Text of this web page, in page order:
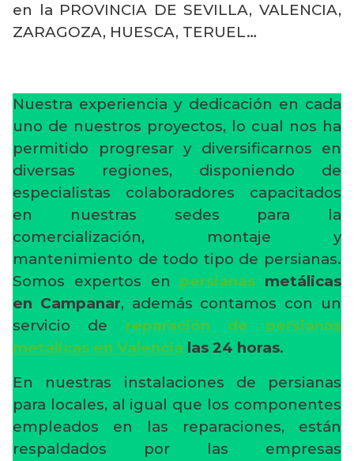
en la PROVINCIA DE SEVILLA, VALENCIA,
ZARAGOZA, HUESCA, TERUEL…
Nuestra experiencia y dedicación en cada
uno de nuestros proyectos, lo cual nos ha
permitido progresar y diversificarnos en
diversas regiones, disponiendo de
especialistas colaboradores capacitados
en nuestras sedes para la
comercialización, montaje y
mantenimiento de todo tipo de persianas.
Somos expertos en persianas metálicas
en Campanar, además contamos con un
servicio de reparación de persianas
metálicas en Valencia las 24 horas.
En nuestras instalaciones de persianas
para locales, al igual que los componentes
empleados en las reparaciones, están
respaldados por las empresas